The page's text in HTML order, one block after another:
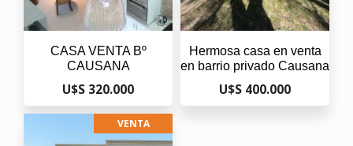
CASA VENTA Bº
CAUSANA
U$S 320.000
Hermosa casa en venta
en barrio privado Causana
U$S 400.000
VENTA